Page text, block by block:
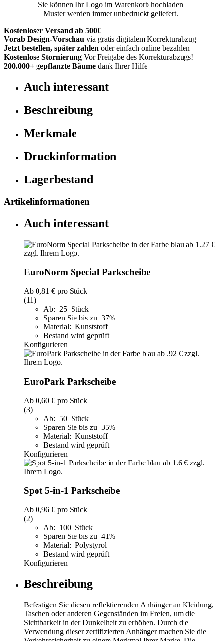
Sie können Ihr Logo im Warenkorb hochladen
Muster werden immer unbedruckt geliefert.
Kostenloser Versand ab 500€
Vorab Design-Vorschau via gratis digitalem Korrekturabzug
Jetzt bestellen, später zahlen oder einfach online bezahlen
Kostenlose Stornierung Vor Freigabe des Korrekturabzugs!
200.000+ gepflanzte Bäume dank Ihrer Hilfe
Auch interessant
Beschreibung
Merkmale
Druckinformation
Lagerbestand
Artikelinformationen
Auch interessant
EuroNorm Special Parkscheibe
Ab 0,81 € pro Stück
(11)
Ab: 25 Stück
Sparen Sie bis zu 37%
Material: Kunststoff
Bestand wird geprüft
Konfigurieren
EuroPark Parkscheibe
Ab 0,60 € pro Stück
(3)
Ab: 50 Stück
Sparen Sie bis zu 35%
Material: Kunststoff
Bestand wird geprüft
Konfigurieren
Spot 5-in-1 Parkscheibe
Ab 0,96 € pro Stück
(2)
Ab: 100 Stück
Sparen Sie bis zu 41%
Material: Polystyrol
Bestand wird geprüft
Konfigurieren
Beschreibung
Befestigen Sie diesen reflektierenden Anhänger an Kleidung,
Taschen oder anderen Gegenständen im Freien, um die
Sichtbarkeit in der Dunkelheit zu erhöhen. Durch die
Verwendung dieser zertifizierten Anhänger machen Sie die